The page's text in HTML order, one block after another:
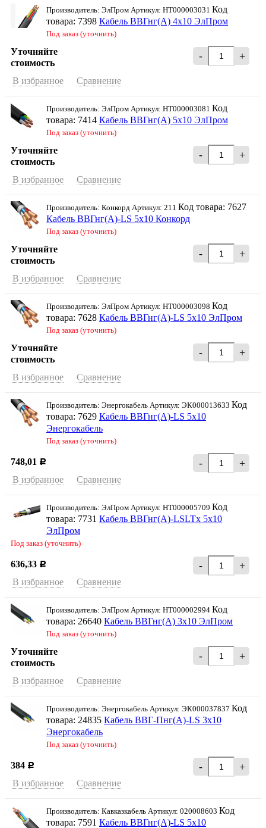
Производитель: ЭлПром Артикул: НТ000003031 Код
товара: 7398 Кабель ВВГнг(А) 4х10 ЭлПром
Под заказ (уточнить)
Уточняйте
стоимость
- +
В избранное Сравнение
Производитель: ЭлПром Артикул: НТ000003081 Код
товара: 7414 Кабель ВВГнг(А) 5х10 ЭлПром
Под заказ (уточнить)
Уточняйте
стоимость
- +
В избранное Сравнение
Производитель: Конкорд Артикул: 211 Код товара: 7627
Кабель ВВГнг(А)-LS 5х10 Конкорд
Под заказ (уточнить)
Уточняйте
стоимость
- +
В избранное Сравнение
Производитель: ЭлПром Артикул: НТ000003098 Код
товара: 7628 Кабель ВВГнг(А)-LS 5х10 ЭлПром
Под заказ (уточнить)
Уточняйте
стоимость
- +
В избранное Сравнение
Производитель: Энергокабель Артикул: ЭК000013633 Код
товара: 7629 Кабель ВВГнг(А)-LS 5х10
Энергокабель
Под заказ (уточнить)
748,01 Р - +
В избранное Сравнение
Производитель: ЭлПром Артикул: НТ000005709 Код
товара: 7731 Кабель ВВГнг(А)-LSLTx 5х10
ЭлПром
Под заказ (уточнить)
636,33 Р - +
В избранное Сравнение
Производитель: ЭлПром Артикул: НТ000002994 Код
товара: 26640 Кабель ВВГнг(А) 3х10 ЭлПром
Под заказ (уточнить)
Уточняйте
стоимость
- +
В избранное Сравнение
Производитель: Энергокабель Артикул: ЭК000037837 Код
товара: 24835 Кабель ВВГ-Пнг(А)-LS 3х10
Энергокабель
Под заказ (уточнить)
384 Р - +
В избранное Сравнение
Производитель: Кавказкабель Артикул: 020008603 Код
товара: 7591 Кабель ВВГнг(А)-LS 5х10